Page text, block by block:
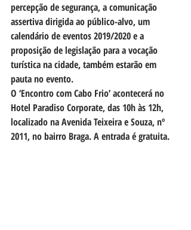
percepção de segurança, a comunicação
assertiva dirigida ao público-alvo, um
calendário de eventos 2019/2020 e a
proposição de legislação para a vocação
turística na cidade, também estarão em
pauta no evento.
O ‘Encontro com Cabo Frio’ acontecerá no
Hotel Paradiso Corporate, das 10h às 12h,
localizado na Avenida Teixeira e Souza, nº
2011, no bairro Braga. A entrada é gratuita.